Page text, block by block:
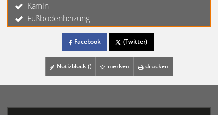
Kamin
Fußbodenheizung
Facebook (Twitter)
Notizblock () merken drucken